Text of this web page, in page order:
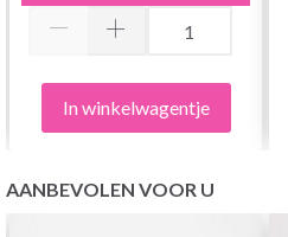
In winkelwagentje
AANBEVOLEN VOOR U